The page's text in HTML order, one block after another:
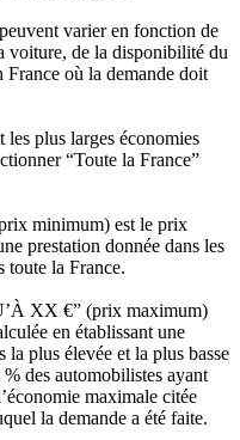
varier en fonction de
voiture, de la disponibilité du
France où la demande doit
plus larges économies
“Toute la France”
minimum) est le prix
prestation donnée dans les
toute la France.
XX €” (prix maximum)
en établissant une
plus élevée et la plus basse
des automobilistes ayant
maximale citée
la demande a été faite.